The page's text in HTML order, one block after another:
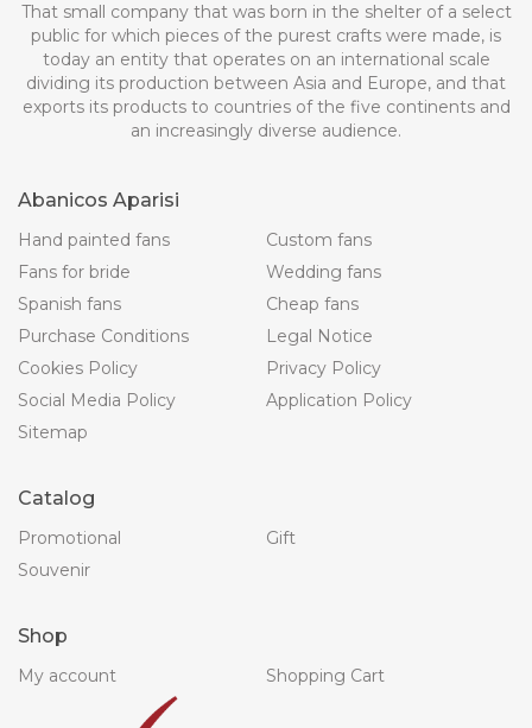
That small company that was born in the shelter of a select
public for which pieces of the purest crafts were made, is
today an entity that operates on an international scale
dividing its production between Asia and Europe, and that
exports its products to countries of the five continents and
an increasingly diverse audience.
Abanicos Aparisi
Hand painted fans
Custom fans
Fans for bride
Wedding fans
Spanish fans
Cheap fans
Purchase Conditions
Legal Notice
Cookies Policy
Privacy Policy
Social Media Policy
Application Policy
Sitemap
Catalog
Promotional
Gift
Souvenir
Shop
My account Shopping Cart